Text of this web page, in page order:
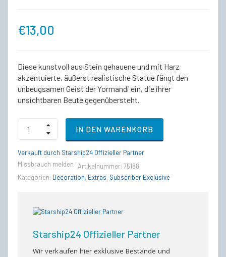
€13,00
Diese kunstvoll aus Stein gehauene und mit Harz
akzentuierte, äußerst realistische Statue fängt den
unbeugsamen Geist der Yormandi ein, die ihrer
unsichtbaren Beute gegenübersteht.
Yormandi
Diorama
quantity
IN DEN WARENKORB
Verkauft durch Starship24 Offizieller Partner
Missbrauch melden Artikelnummer: 75188
Kategorien: Decoration, Extras, Subscriber Exclusive
Starship24 Offizieller Partner
Wir verkaufen hier exklusive Bestände und